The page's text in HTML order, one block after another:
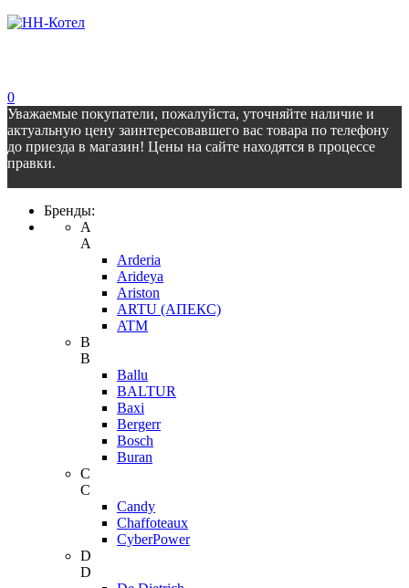
0
Уважаемые покупатели, пожалуйста, уточняйте наличие и
актуальную цену заинтересовавшего вас товара по телефону
до приезда в магазин! Цены на сайте находятся в процессе
правки.
Бренды:
A
A
Arderia
Arideya
Ariston
ARTU (АПЕКС)
ATM
B
B
Ballu
BALTUR
Baxi
Bergerr
Bosch
Buran
C
C
Candy
Chaffoteaux
CyberPower
D
D